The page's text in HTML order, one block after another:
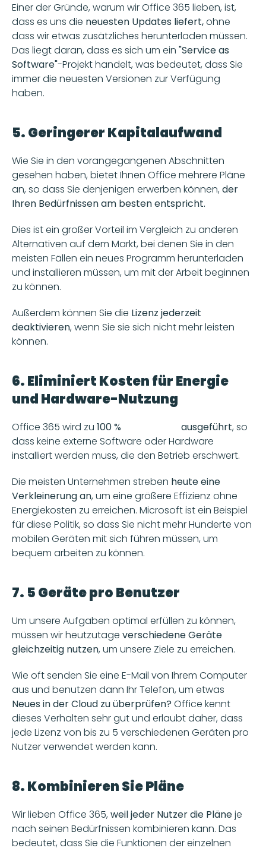
Einer der Gründe, warum wir Office 365 lieben, ist,
dass es uns die neuesten Updates liefert, ohne
dass wir etwas zusätzliches herunterladen müssen.
Das liegt daran, dass es sich um ein "Service as
Software"-Projekt handelt, was bedeutet, dass Sie
immer die neuesten Versionen zur Verfügung
haben.
5. Geringerer Kapitalaufwand
Wie Sie in den vorangegangenen Abschnitten
gesehen haben, bietet Ihnen Office mehrere Pläne
an, so dass Sie denjenigen erwerben können, der
Ihren Bedürfnissen am besten entspricht.
Dies ist ein großer Vorteil im Vergleich zu anderen
Alternativen auf dem Markt, bei denen Sie in den
meisten Fällen ein neues Programm herunterladen
und installieren müssen, um mit der Arbeit beginnen
zu können.
Außerdem können Sie die Lizenz jederzeit
deaktivieren, wenn Sie sie sich nicht mehr leisten
können.
6. Eliminiert Kosten für Energie
und Hardware-Nutzung
Office 365 wird zu 100 % ausgeführt, so
dass keine externe Software oder Hardware
installiert werden muss, die den Betrieb erschwert.
Die meisten Unternehmen streben heute eine
Verkleinerung an, um eine größere Effizienz ohne
Energiekosten zu erreichen. Microsoft ist ein Beispiel
für diese Politik, so dass Sie nicht mehr Hunderte von
mobilen Geräten mit sich führen müssen, um
bequem arbeiten zu können.
7. 5 Geräte pro Benutzer
Um unsere Aufgaben optimal erfüllen zu können,
müssen wir heutzutage verschiedene Geräte
gleichzeitig nutzen, um unsere Ziele zu erreichen.
Wie oft senden Sie eine E-Mail von Ihrem Computer
Neues in der Cloud zu überprüfen? Office kennt
dieses Verhalten sehr gut und erlaubt daher, dass
jede Lizenz von bis zu 5 verschiedenen Geräten pro
Nutzer verwendet werden kann.
8. Kombinieren Sie Pläne
Wir lieben Office 365, weil jeder Nutzer die Pläne je
nach seinen Bedürfnissen kombinieren kann. Das
bedeutet, dass Sie die Funktionen der einzelnen